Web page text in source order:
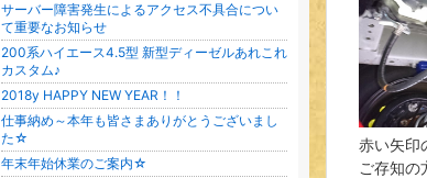
赤い矢印
ご存知の
サーバー障害発生によるアクセス不具合につい
て重要なお知らせ
200系ハイエース4.5型 新型ディーゼルあれこれ
カスタム♪
2018y HAPPY NEW YEAR！！
仕事納め～本年も皆さまありがとうございまし
た☆
年末年始休業のご案内☆